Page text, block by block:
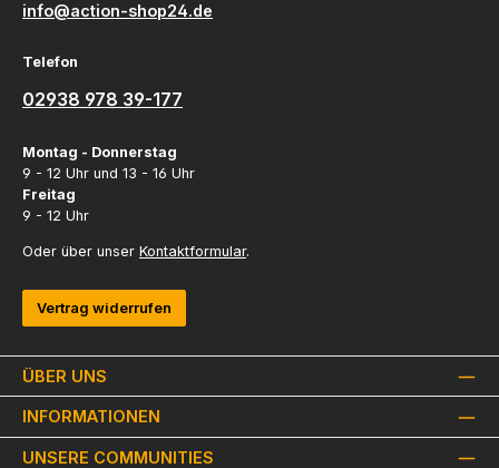
ÜBER UNS
INFORMATIONEN
info@action-shop24.de
Telefon
02938 978 39-177
Montag - Donnerstag
9 - 12 Uhr und 13 - 16 Uhr
Freitag
9 - 12 Uhr
Oder über unser Kontaktformular.
Vertrag widerrufen
UNSERE COMMUNITIES